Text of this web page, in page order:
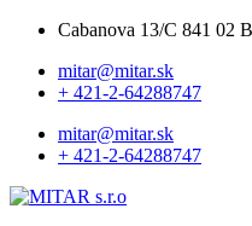
Cabanova 13/C 841 02
mitar@mitar.sk
+ 421-2-64288747
mitar@mitar.sk
+ 421-2-64288747